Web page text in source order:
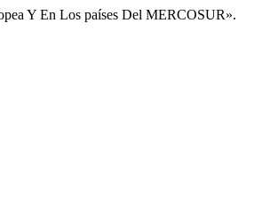
Y En Los países Del MERCOSUR».